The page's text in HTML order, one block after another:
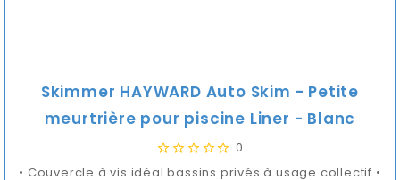
Skimmer HAYWARD Auto Skim - Petite
meurtrière pour piscine Liner - Blanc
0
• Couvercle à vis idéal bassins privés à usage collectif •